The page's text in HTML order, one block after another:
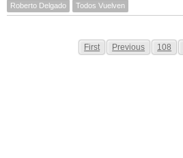
Roberto Delgado
Todos Vuelven
First Previous 108